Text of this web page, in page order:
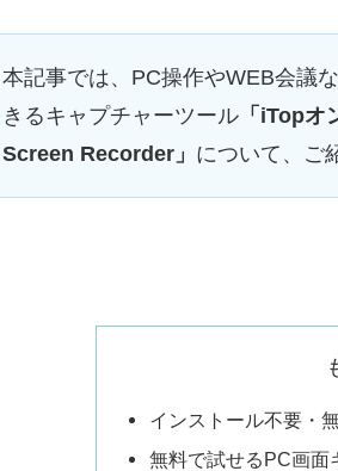
本記事では、PC操作やWEB会議
きるキャプチャーツール 「iTopオ
Screen Recorder」 について、ご
インストール不要・
無料で試せるPC画面